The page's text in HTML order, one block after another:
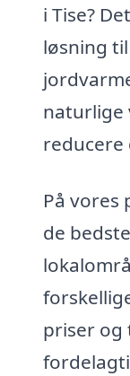
i Tise?
løsning
naturlige
reducere
På
de
priser og